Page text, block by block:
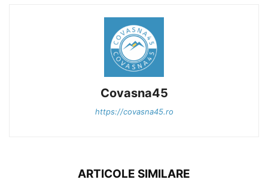
Covasna45
https://covasna45.ro
ARTICOLE SIMILARE